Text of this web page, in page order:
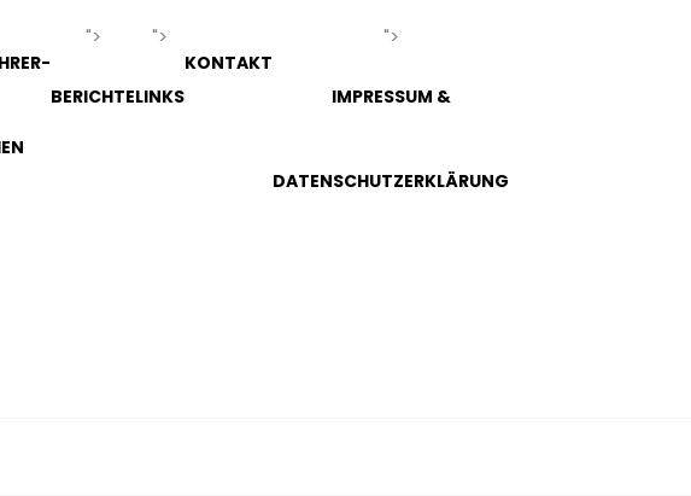
">
BERICHTE
">
LINKS
KONTAKT
">
IMPRESSUM &
DATENSCHUTZERKLÄRUNG